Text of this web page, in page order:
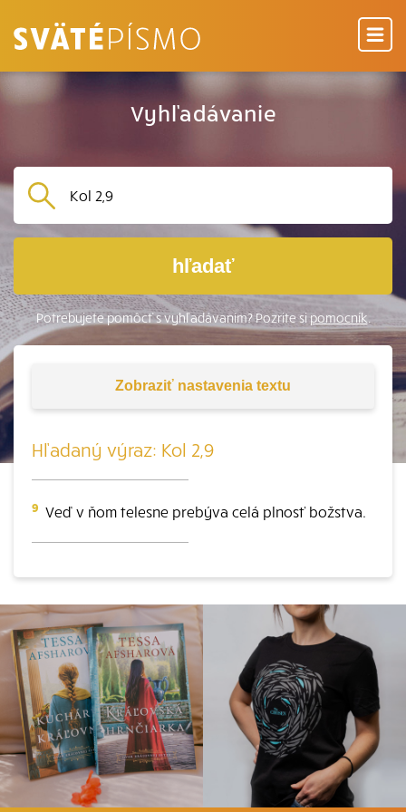
Vyhľadávanie
hľadať
Potrebujete pomôcť s vyhľadávaním? Pozrite sipomocník.
Zobraziť nastavenia textu
Hľadaný výraz: Kol 2,9
9 Veď v ňom telesne prebýva celá plnosť božstva.